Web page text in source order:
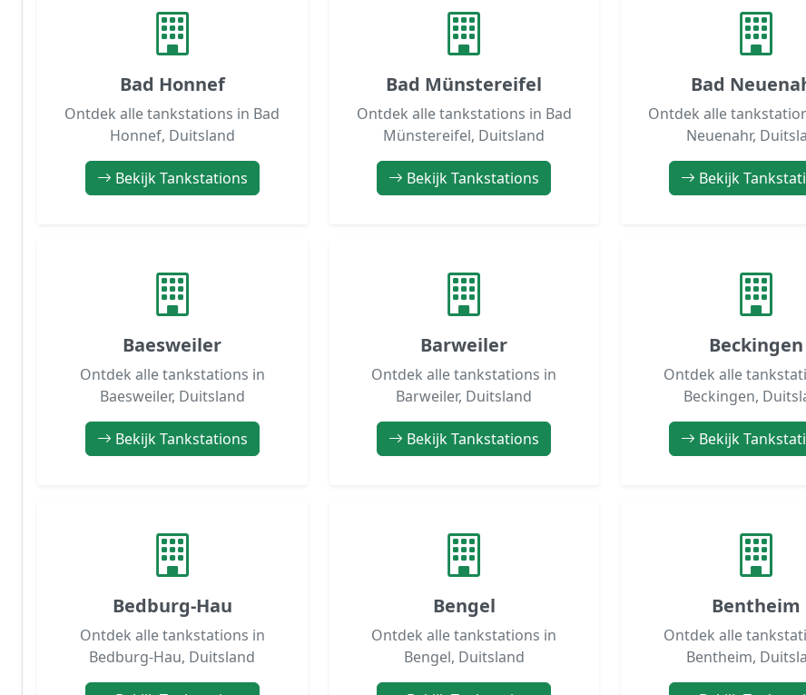
Bad Honnef
Ontdek alle tankstations in Bad
Honnef, Duitsland
Bekijk Tankstations
Bad Münstereifel
Ontdek alle tankstations in Bad
Münstereifel, Duitsland
Bekijk Tankstations
Bad
Ontdek alle
Neuenahr,
Bekijk
Baesweiler
Ontdek alle tankstations in
Baesweiler, Duitsland
Bekijk Tankstations
Barweiler
Ontdek alle tankstations in
Barweiler, Duitsland
Bekijk Tankstations
Beckingen
Ontdek alle
Beckingen,
Bekijk
Bedburg-Hau
Ontdek alle tankstations in
Bedburg-Hau, Duitsland
Bengel
Ontdek alle tankstations in
Bengel, Duitsland
Bentheim
Ontdek alle
Bentheim,